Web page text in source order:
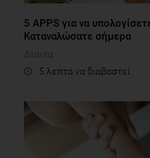
5 APPS για να
Καταναλώσατε σήμερα
Δίαιτα
5 λεπτά να διαβαστεί